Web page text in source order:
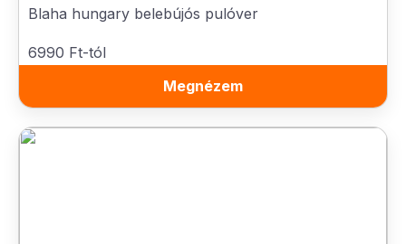
Blaha hungary belebújós pulóver
6990 Ft-tól
Megnézem